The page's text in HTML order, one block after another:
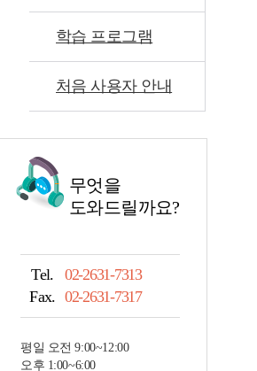
학습 프로그램
처음 사용자 안내
무엇을
도와드릴까요?
Tel.
02-2631-7313
Fax. 02-2631-7317
평일 오전 9:00~12:00
오후 1:00~6:00